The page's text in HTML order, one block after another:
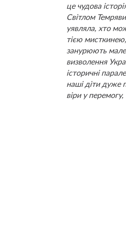
це чудова
Світлом
уявляла, хто
тією
занурюють
визволення
історичні
наші діти дуже
віри у